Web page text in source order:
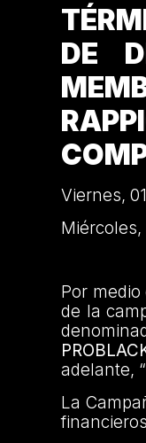
DE
Viernes,
Miércoles,
Por
de la
adelante,
La